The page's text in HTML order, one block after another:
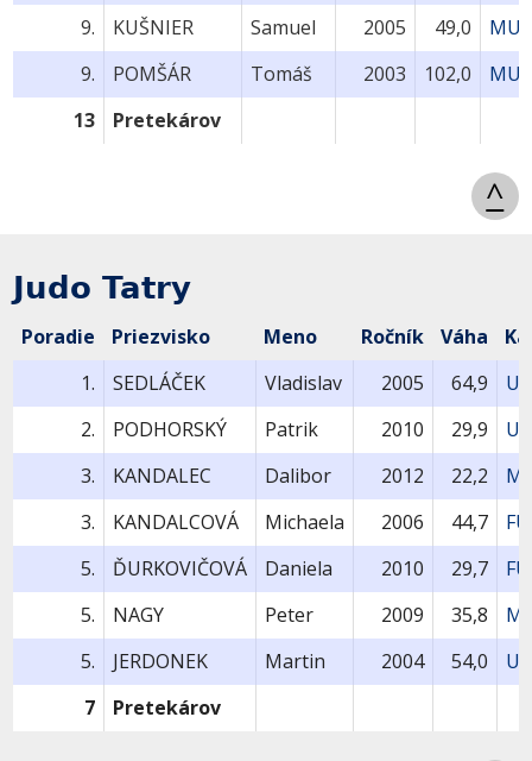
9.
KUŠNIER Samuel 2005 49,0
9.
POMŠÁR Tomáš 2003 102,0
13
Pretekárov
^
Judo Tatry
Poradie Priezvisko Meno Ročník Váha
1.
SEDLÁČEK Vladislav 2005 64,9
2.
PODHORSKÝ Patrik 2010 29,9
3.
KANDALEC Dalibor 2012 22,2
3.
KANDALCOVÁ Michaela 2006 44,7
5.
ĎURKOVIČOVÁ Daniela 2010 29,7
5.
NAGY Peter 2009 35,8
5.
JERDONEK Martin 2004 54,0
7
Pretekárov